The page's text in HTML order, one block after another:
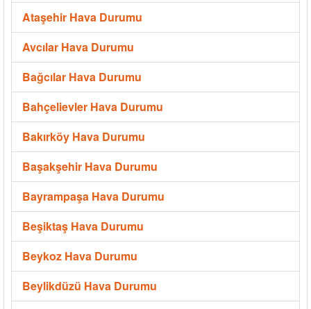
Ataşehir Hava Durumu
Avcılar Hava Durumu
Bağcılar Hava Durumu
Bahçelievler Hava Durumu
Bakırköy Hava Durumu
Başakşehir Hava Durumu
Bayrampaşa Hava Durumu
Beşiktaş Hava Durumu
Beykoz Hava Durumu
Beylikdüzü Hava Durumu